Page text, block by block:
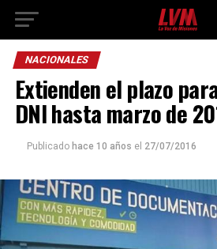
NACIONALES
Extienden el plazo
DNI hasta marzo de
Publicado hace 10 años el 27/07/2016